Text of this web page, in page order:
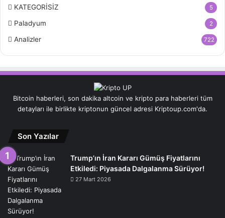
KATEGORİSİZ 5
Paladyum 2
Analizler 722
Bitcoin haberleri, son dakika altcoin ve kripto para haberleri tüm
detayları ile birlikte kriptonun güncel adresi Kriptoup.com'da.
Son Yazılar
Trump’ın İran Kararı Gümüş Fiyatlarını
Etkiledi: Piyasada Dalgalanma Sürüyor!
27 Mart 2026